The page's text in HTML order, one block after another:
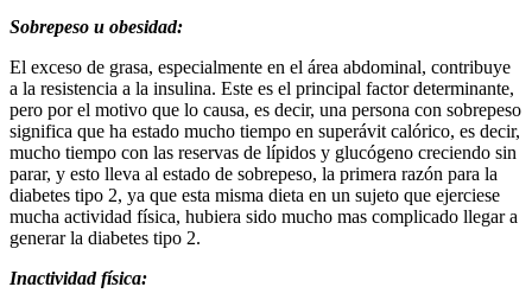
Sobrepeso u obesidad:
El exceso de grasa, especialmente en el área abdominal, contribuye
a la resistencia a la insulina. Este es el principal factor determinante,
pero por el motivo que lo causa, es decir, una persona con sobrepeso
significa que ha estado mucho tiempo en superávit calórico, es decir,
mucho tiempo con las reservas de lípidos y glucógeno creciendo sin
parar, y esto lleva al estado de sobrepeso, la primera razón para la
diabetes tipo 2, ya que esta misma dieta en un sujeto que ejerciese
mucha actividad física, hubiera sido mucho mas complicado llegar a
generar la diabetes tipo 2.
Inactividad física: